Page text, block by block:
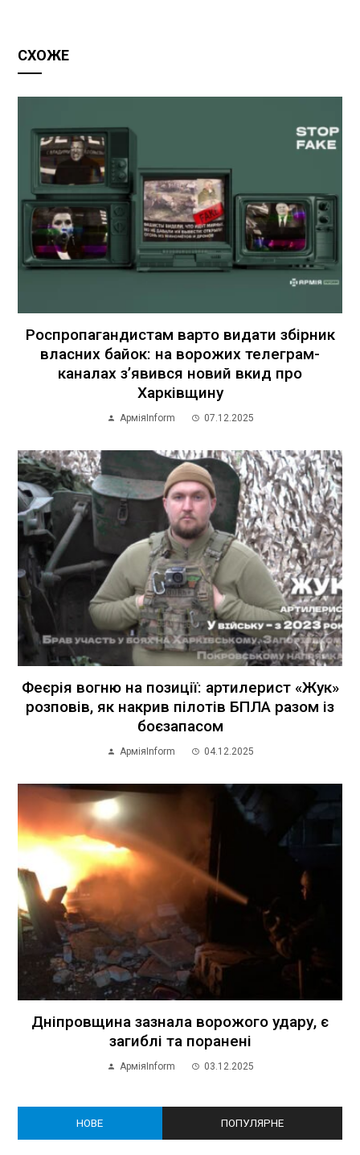
СХОЖЕ
Роспропагандистам варто видати збірник
власних байок: на ворожих телеграм-
каналах з’явився новий вкид про
Харківщину
АрміяInform 07.12.2025
Феєрія вогню на позиції: артилерист «Жук»
розповів, як накрив пілотів БПЛА разом із
боєзапасом
АрміяInform 04.12.2025
Дніпровщина зазнала ворожого удару, є
загиблі та поранені
АрміяInform 03.12.2025
НОВЕ ПОПУЛЯРНЕ